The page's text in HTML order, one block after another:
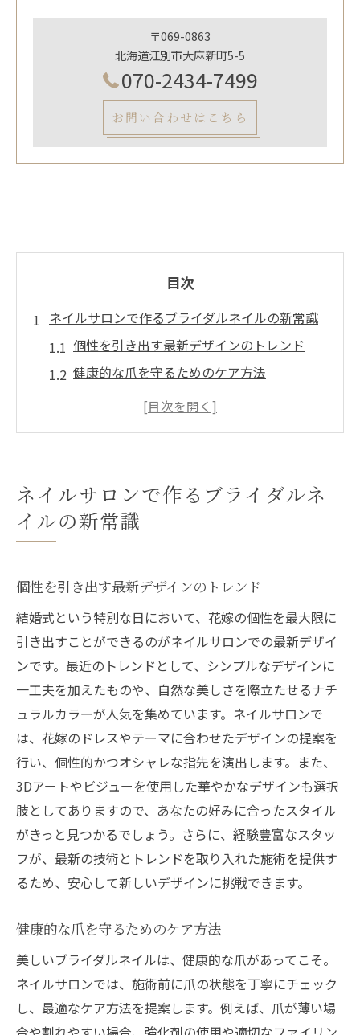
〒069-0863
北海道江別市大麻新町5-5
070-2434-7499
お問い合わせはこちら
目次
ネイルサロンで作るブライダルネイルの新常識
個性を引き出す最新デザインのトレンド
健康的な爪を守るためのケア方法
持続力のあるブライダルネイルの選び方
プロの視点で選ぶデザインとパーツの組み
合わせ
特別な日のためのネイルサロンでの贅沢体験
カスタマイズされたプランで夢を叶える
特別なゲスト向けのプライベートサービス
時間を忘れる至福のひとときの過ごし方
サロンの雰囲気がもたらす癒しの効果
特別な日のためのスペシャルコースの提案
ネイルサロンで叶える理想のブライダルネイル
具体的なイメージを形にするデザインプロ
サロン選びのポイントと重要性
花嫁のための特別なデザイン提案
希望のデザインを実現するためのコミュニ
ケーション
ブライダルネイルの準備で注意すべきこと
ネイルサロンから始まるブライダル準備のステ
ップ
最初の相談から完成までの流れ
ネイルサロンで作るブライダルネ
イルの新常識
個性を引き出す最新デザインのトレンド
結婚式という特別な日において、花嫁の個性を最大限に
引き出すことができるのがネイルサロンでの最新デザイ
ンです。最近のトレンドとして、シンプルなデザインに
一工夫を加えたものや、自然な美しさを際立たせるナチ
ュラルカラーが人気を集めています。ネイルサロンで
は、花嫁のドレスやテーマに合わせたデザインの提案を
行い、個性的かつオシャレな指先を演出します。また、
3Dアートやビジューを使用した華やかなデザインも選択
肢としてありますので、あなたの好みに合ったスタイル
がきっと見つかるでしょう。さらに、経験豊富なスタッ
フが、最新の技術とトレンドを取り入れた施術を提供す
るため、安心して新しいデザインに挑戦できます。
健康的な爪を守るためのケア方法
美しいブライダルネイルは、健康的な爪があってこそ。
ネイルサロンでは、施術前に爪の状態を丁寧にチェック
し、最適なケア方法を提案します。例えば、爪が薄い場